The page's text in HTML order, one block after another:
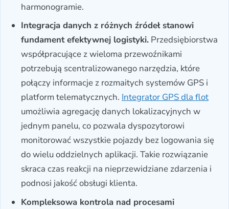
harmonogramie.
Integracja danych z różnych źródeł stanowi
fundament efektywnej logistyki. Przedsiębiorstwa
współpracujące z wieloma przewoźnikami
potrzebują scentralizowanego narzędzia, które
połączy informacje z rozmaitych systemów GPS i
platform telematycznych. Integrator GPS dla flot
umożliwia agregację danych lokalizacyjnych w
jednym panelu, co pozwala dyspozytorowi
monitorować wszystkie pojazdy bez logowania się
do wielu oddzielnych aplikacji. Takie rozwiązanie
skraca czas reakcji na nieprzewidziane zdarzenia i
podnosi jakość obsługi klienta.
Kompleksowa kontrola nad procesami